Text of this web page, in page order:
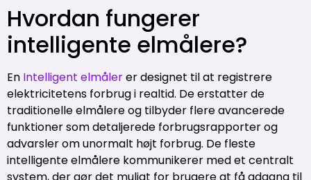
Hvordan fungerer
intelligente elmålere?
En Intelligent elmålerer designet til at registrere
elektricitetens forbrug i realtid. De erstatter de
traditionelle elmålere og tilbyder flere avancerede
funktioner som detaljerede forbrugsrapporter og
advarsler om unormalt højt forbrug. De fleste
intelligente elmålere kommunikerer med et centralt
system, der gør det muligt for brugere at få adgang til